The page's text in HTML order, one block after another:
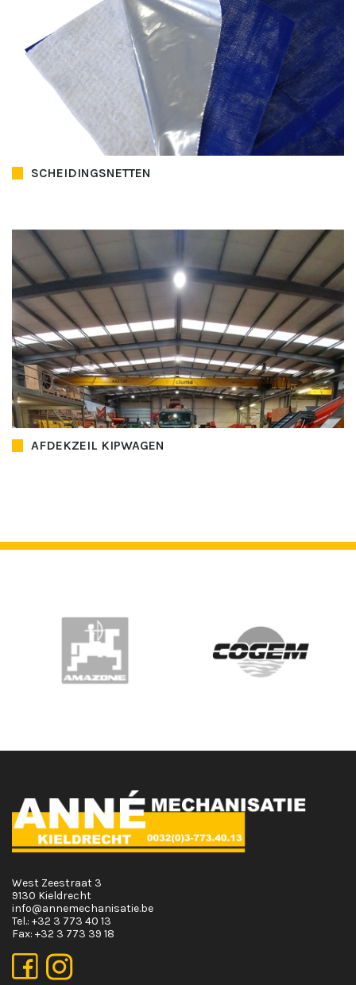
SCHEIDINGSNETTEN
AFDEKZEIL KIPWAGEN
West Zeestraat 3
9130 Kieldrecht
info@annemechanisatie.be
Tel.: +32 3 773 40 13
Fax: +32 3 773 39 18